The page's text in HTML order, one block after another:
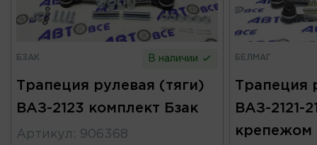
БЗАК В наличии
Трапеция рулевая (тяги)
ВАЗ-2123 комплект Бзак
Артикул : 906368
БЕЛМАГ
Трапеция
ВАЗ-2121-
крепежом